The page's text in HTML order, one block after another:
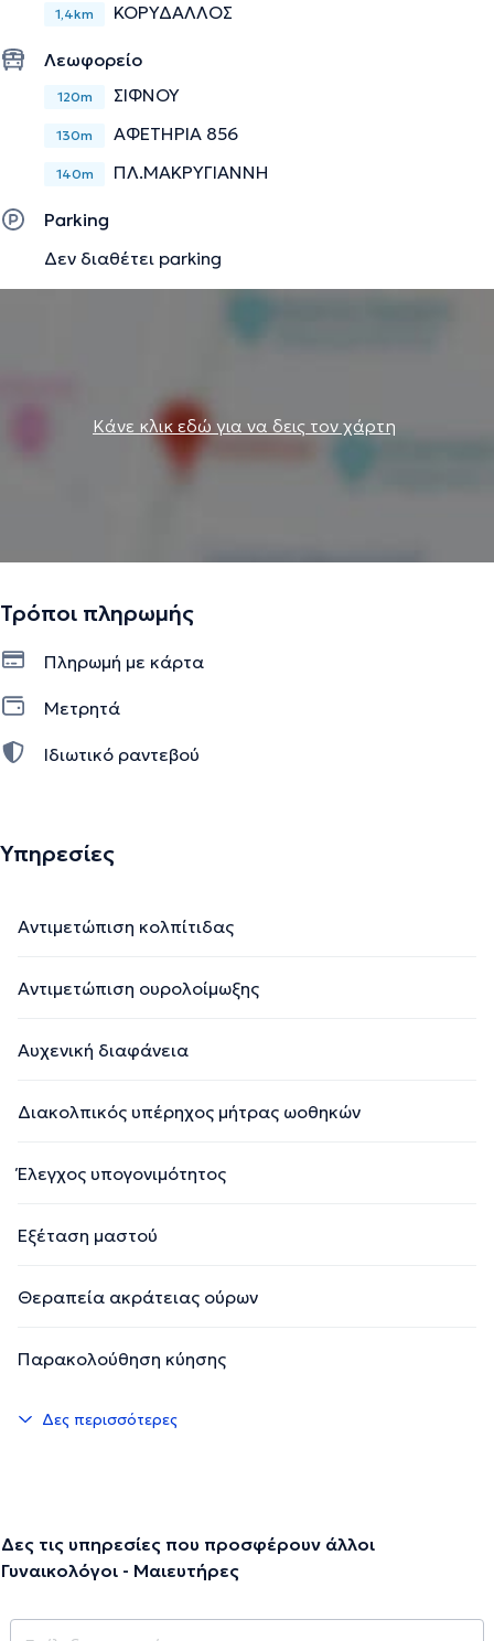
1,4km ΚΟΡΥΔΑΛΛΟΣ
Λεωφορείο
120m ΣΙΦΝΟΥ
130m ΑΦΕΤΗΡΙΑ 856
140m ΠΛ.ΜΑΚΡΥΓΙΑΝΝΗ
Parking
Δεν διαθέτει parking
Κάνε κλικ εδώ για να δεις τον χάρτη
Τρόποι πληρωμής
Πληρωμή με κάρτα
Μετρητά
Ιδιωτικό ραντεβού
Υπηρεσίες
Αντιμετώπιση κολπίτιδας
Αντιμετώπιση ουρολοίμωξης
Αυχενική διαφάνεια
Διακολπικός υπέρηχος μήτρας ωοθηκών
Έλεγχος υπογονιμότητος
Εξέταση μαστού
Θεραπεία ακράτειας ούρων
Παρακολούθηση κύησης
Δες περισσότερες
Δες τις υπηρεσίες που προσφέρουν άλλοι
Γυναικολόγοι - Μαιευτήρες